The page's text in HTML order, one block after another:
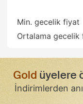
Min. gecelik fiyat
Ortalama gecelik
Goldüyelere
İndirimlerden